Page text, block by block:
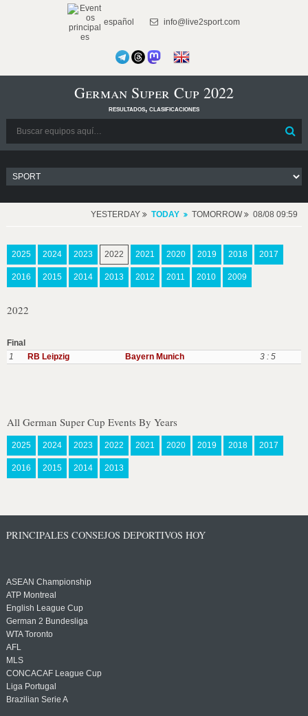
español info@live2sport.com
German Super Cup 2022
resultados, clasificaciones
YESTERDAY TODAY TOMORROW 08/08 09:59
2025 2024 2023 2022 2021 2020 2019 2018 2017
2016 2015 2014 2013 2012 2011 2010 2009
2022
Final
1
RB Leipzig Bayern Munich 3 : 5
All German Super Cup Events By Years
2025 2024 2023 2022 2021 2020 2019 2018 2017
2016 2015 2014 2013
PRINCIPALES CONSEJOS DEPORTIVOS HOY
ASEAN Championship
ATP Montreal
English League Cup
German 2 Bundesliga
WTA Toronto
AFL
MLS
CONCACAF League Cup
Liga Portugal
Brazilian Serie A